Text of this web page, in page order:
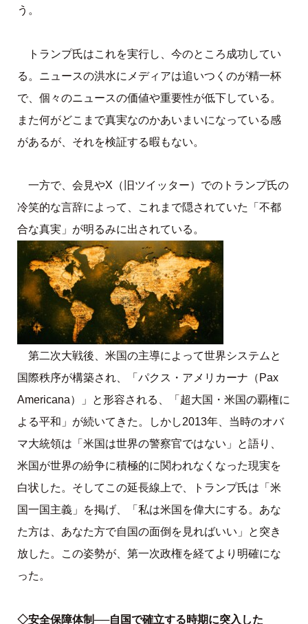
う。
トランプ氏はこれを実行し、今のところ成功してい
る。ニュースの洪水にメディアは追いつくのが精一杯
で、個々のニュースの価値や重要性が低下している。
また何がどこまで真実なのかあいまいになっている感
があるが、それを検証する暇もない。
一方で、会見やX（旧ツイッター）でのトランプ氏の
冷笑的な言辞によって、これまで隠されていた「不都
合な真実」が明るみに出されている。
第二次大戦後、米国の主導によって世界システムと
国際秩序が構築され、「パクス・アメリカーナ（Pax
Americana）」と形容される、「超大国・米国の覇権に
よる平和」が続いてきた。しかし2013年、当時のオバ
マ大統領は「米国は世界の警察官ではない」と語り、
米国が世界の紛争に積極的に関われなくなった現実を
白状した。そしてこの延長線上で、トランプ氏は「米
国一国主義」を掲げ、「私は米国を偉大にする。あな
た方は、あなた方で自国の面倒を見ればいい」と突き
放した。この姿勢が、第一次政権を経てより明確にな
った。
◇安全保障体制──自国で確立する時期に突入した